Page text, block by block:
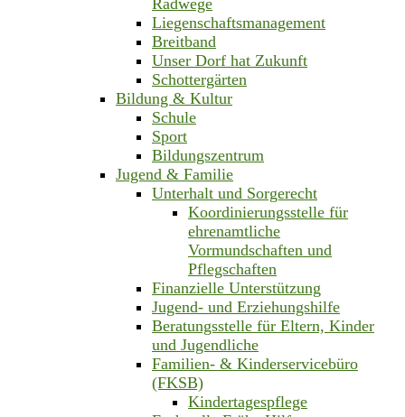
Liegenschaftsmanagement
Breitband
Unser Dorf hat Zukunft
Schottergärten
Bildung & Kultur
Schule
Sport
Bildungszentrum
Jugend & Familie
Unterhalt und Sorgerecht
Koordinierungsstelle für
ehrenamtliche
Vormundschaften und
Pflegschaften
Finanzielle Unterstützung
Jugend- und Erziehungshilfe
Beratungsstelle für Eltern, Kinder
und Jugendliche
Familien- & Kinderservicebüro
(FKSB)
Kindertagespflege